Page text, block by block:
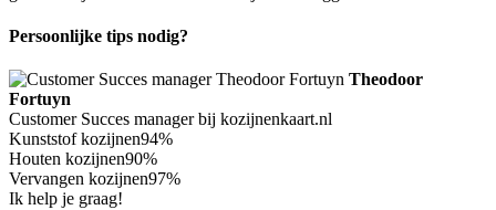
Persoonlijke tips nodig?
Theodoor
Fortuyn
Customer Succes manager bij kozijnenkaart.nl
Kunststof kozijnen94%
Houten kozijnen90%
Vervangen kozijnen97%
Ik help je graag!